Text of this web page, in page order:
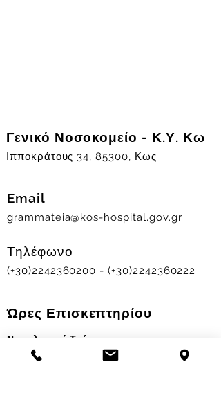
Γενικό Νοσοκομείο - Κ.Υ. Κω
Ιπποκράτους 34, 85300, Κως
Email
grammateia@kos-hospital.gov.gr
Τηλέφωνο
(+30)2242360200 - (+30)2242360222
Ώρες Επισκεπτηρίου
Νοσηλευτικά Τμήματα
Χειμερινό ωράριο: 11.00-13.00
17.30-19.30